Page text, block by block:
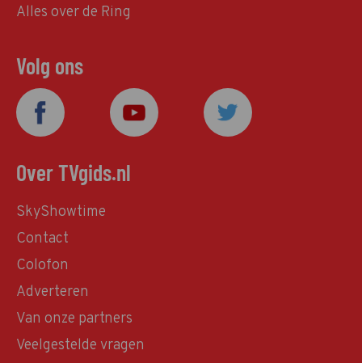
Alles over de Ring
Volg ons
Over TVgids.nl
SkyShowtime
Contact
Colofon
Adverteren
Van onze partners
Veelgestelde vragen